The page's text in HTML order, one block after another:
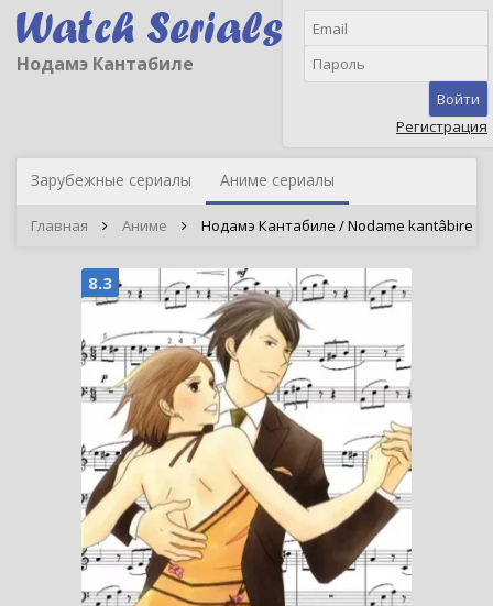
Нодамэ Кантабиле
Войти
Регистрация
Зарубежные сериалы Аниме сериалы
Главная Аниме Нодамэ Кантабиле / Nodame kantâbire
8.3